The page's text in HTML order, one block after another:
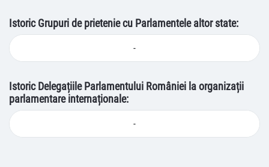
Istoric Grupuri de prietenie cu Parlamentele altor state:
-
Istoric Delegațiile Parlamentului României la organizații
parlamentare internaționale:
-